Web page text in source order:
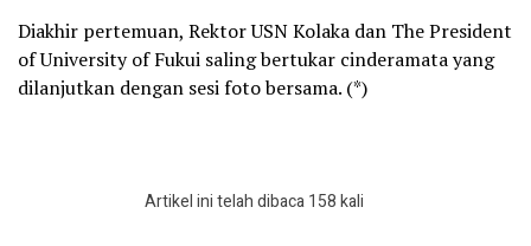
Diakhir pertemuan, Rektor USN Kolaka dan The President
of University of Fukui saling bertukar cinderamata yang
dilanjutkan dengan sesi foto bersama. (*)
Artikel ini telah dibaca 158 kali